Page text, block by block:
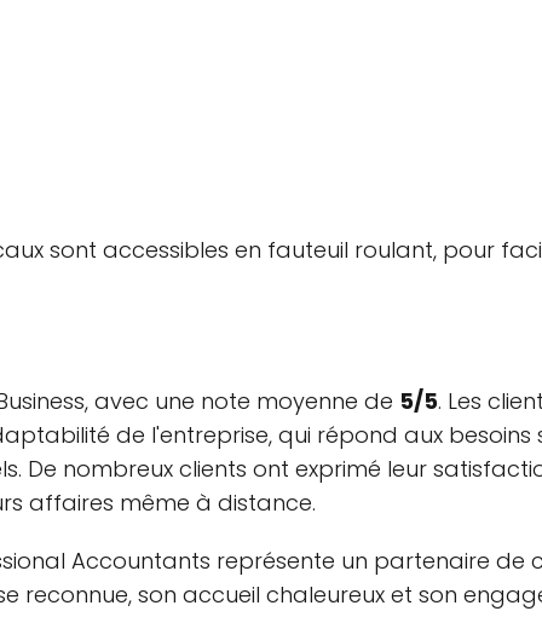
sont accessibles en fauteuil roulant, pour
avec une note moyenne de 5/5. Les
de l'entreprise, qui répond aux besoins
De nombreux clients ont exprimé leur
affaires même à distance.
Accountants représente un partenaire
reconnue, son accueil chaleureux et son